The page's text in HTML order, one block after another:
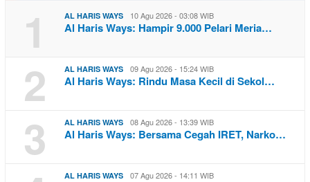
1 AL HARIS WAYS 10 Agu 2026 - 03:08 WIB
Al Haris Ways: Hampir 9.000 Pelari Meria…
2 AL HARIS WAYS 09 Agu 2026 - 15:24 WIB
Al Haris Ways: Rindu Masa Kecil di Sekol…
3 AL HARIS WAYS 08 Agu 2026 - 13:39 WIB
Al Haris Ways: Bersama Cegah IRET, Narko…
AL HARIS WAYS 07 Agu 2026 - 14:11 WIB